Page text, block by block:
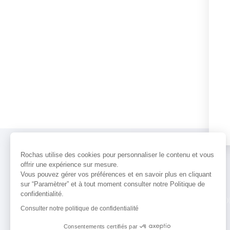
Rochas utilise des cookies pour personnaliser le contenu et vous
offrir une expérience sur mesure.
Vous pouvez gérer vos préférences et en savoir plus en cliquant
sur “Paramètrer” et à tout moment consulter notre Politique de
confidentialité.
Consulter notre politique de confidentialité
Consentements certifiés par